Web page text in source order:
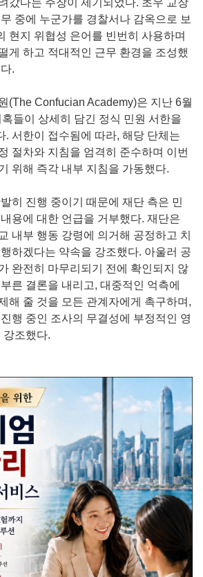
중에 누군가를 경찰서나 감옥으로 보
현지 위협성 은어를 빈번히 사용하며
게 하고 적대적인 근무 환경을 조성했
.
(The Confucian Academy)은 지난 6월
들이 상세히 담긴 정식 민원 서한을
. 서한이 접수됨에 따라, 해당 단체는
절차와 지침을 엄격히 준수하며 이번
위해 즉각 내부 지침을 가동했다.
히 진행 중이기 때문에 재단 측은 민
용에 대한 언급을 거부했다. 재단은
내부 행동 강령에 의거해 공정하고 치
하겠다는 약속을 강조했다. 아울러 공
완전히 마무리되기 전에 확인되지 않
른 결론을 내리고, 대중적인 억측에
해 줄 것을 모든 관계자에게 촉구하며,
행 중인 조사의 무결성에 부정적인 영
강조했다.